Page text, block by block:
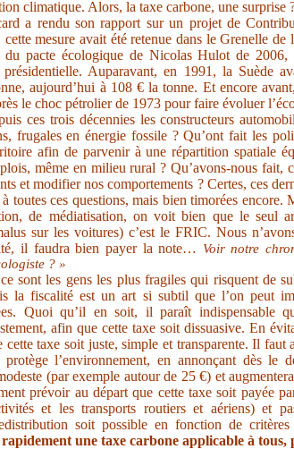
climatique. Alors, la taxe carbone, une surprise
a rendu son rapport sur un projet de
mesure avait été retenue dans le Grenelle de
du pacte écologique de Nicolas Hulot de 2006,
présidentielle. Auparavant, en 1991, la Suède
aujourd’hui à 108 € la tonne. Et encore
le choc pétrolier de 1973 pour faire évoluer
ces trois décennies les constructeurs
frugales en énergie fossile ? Qu’ont fait les
afin de parvenir à une répartition spatiale
même en milieu rural ? Qu’avons-nous fait,
et modifier nos comportements ? Certes, ces
toutes ces questions, mais bien timorées encore.
de médiatisation, on voit bien que le seul
sur les voitures) c’est le FRIC. Nous
il faudra bien payer la note… Voir notre
? »
sont les gens les plus fragiles qui risquent de
la fiscalité est un art si subtil que l’on peut
Quoi qu’il en soit, il paraît indispensable
afin que cette taxe soit dissuasive. En
taxe soit juste, simple et transparente. Il faut
l’environnement, en annonçant dès le
(par exemple autour de 25 €) et
prévoir au départ que cette taxe soit payée
et les transports routiers et aériens) et
soit possible en fonction de
une taxe carbone applicable à tous,